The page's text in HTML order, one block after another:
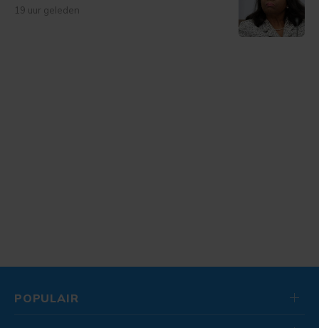
19 uur geleden
POPULAIR